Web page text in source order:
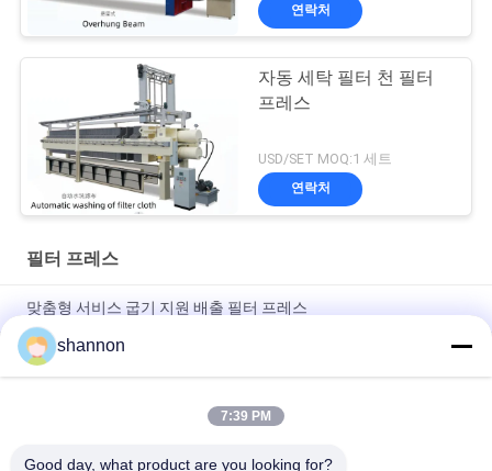
연락처
자동 세탁 필터 천 필터
프레스
USD/SET MOQ:1 세트
연락처
필터 프레스
맞춤형 서비스 굽기 지원 배출 필터 프레스
자동 플리핑 보드 필터 프레스 슬러지 프레스 기계 설치가 쉽습니
다
디아프라그마 프레스 필터 프레스 필터 플레이트 필터 프레스 천
shannon
7:39 PM
Good day, what product are you looking for?